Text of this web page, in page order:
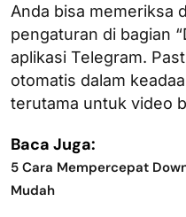
Anda bisa memeriksa
pengaturan di bagian
aplikasi Telegram.
otomatis dalam
terutama untuk video
Baca Juga:
5 Cara Mempercepat
Mudah